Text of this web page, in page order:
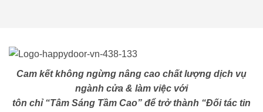
Cam kết không ngừng nâng cao chất lượng dịch vụ
ngành cửa & làm việc với
tôn chỉ “Tâm Sáng Tầm Cao” để trở thành “Đối tác tin